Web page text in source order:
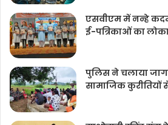
एसवीएम में नन्हे
ई-पत्रिकाओं का
पुलिस ने चलाया
सामाजिक कुरीतियों